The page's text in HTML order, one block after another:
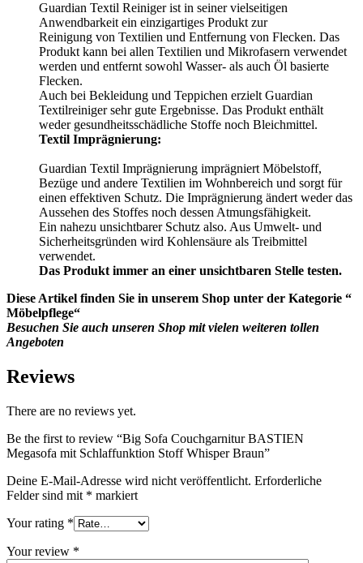
Guardian Textil Reiniger ist in seiner vielseitigen
Anwendbarkeit ein einzigartiges Produkt zur
Reinigung von Textilien und Entfernung von Flecken. Das
Produkt kann bei allen Textilien und Mikrofasern verwendet
werden und entfernt sowohl Wasser- als auch Öl basierte
Flecken.
Auch bei Bekleidung und Teppichen erzielt Guardian
Textilreiniger sehr gute Ergebnisse. Das Produkt enthält
weder gesundheitsschädliche Stoffe noch Bleichmittel.
Textil Imprägnierung:
Guardian Textil Imprägnierung imprägniert Möbelstoff,
Bezüge und andere Textilien im Wohnbereich und sorgt für
einen effektiven Schutz. Die Imprägnierung ändert weder das
Aussehen des Stoffes noch dessen Atmungsfähigkeit.
Ein nahezu unsichtbarer Schutz also. Aus Umwelt- und
Sicherheitsgründen wird Kohlensäure als Treibmittel
verwendet.
Das Produkt immer an einer unsichtbaren Stelle testen.
Diese Artikel finden Sie in unserem Shop unter der Kategorie “
Möbelpflege“
Besuchen Sie auch unseren Shop mit vielen weiteren tollen
Angeboten
Reviews
There are no reviews yet.
Be the first to review “Big Sofa Couchgarnitur BASTIEN
Megasofa mit Schlaffunktion Stoff Whisper Braun”
Deine E-Mail-Adresse wird nicht veröffentlicht. Erforderliche
Felder sind mit * markiert
Your rating *
Your review *